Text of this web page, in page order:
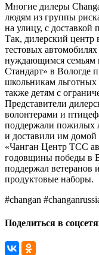
Многие дилеры
людям из группы
на улицу, с доставкой
Так, дилерский
тестовых
нуждающимся семьям
Стандарт» в Вологде
школьникам льготных
также детям с
Представители
волонтерами и
поддержали пожилых
и доставили им домой
«Чанган Центр ТСС
годовщины победы в
поддержал ветеранов
продуктовые наборы.
#changan
Поделиться в